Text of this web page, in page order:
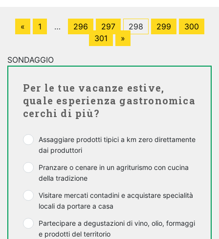
« 1 … 296 297 298 299
300
301
»
SONDAGGIO
Per le tue vacanze estive,
quale esperienza gastronomica
cerchi di più?
Assaggiare prodotti tipici a km zero direttamente
dai produttori
Pranzare o cenare in un agriturismo con cucina
della tradizione
Visitare mercati contadini e acquistare specialità
locali da portare a casa
Partecipare a degustazioni di vino, olio, formaggi
e prodotti del territorio